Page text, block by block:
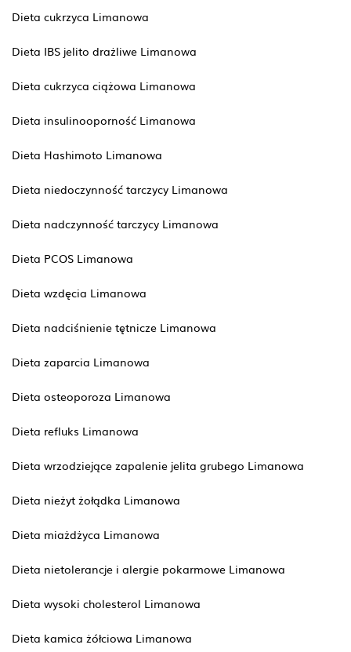
Dieta cukrzyca Limanowa
Dieta IBS jelito drażliwe Limanowa
Dieta cukrzyca ciążowa Limanowa
Dieta insulinooporność Limanowa
Dieta Hashimoto Limanowa
Dieta niedoczynność tarczycy Limanowa
Dieta nadczynność tarczycy Limanowa
Dieta PCOS Limanowa
Dieta wzdęcia Limanowa
Dieta nadciśnienie tętnicze Limanowa
Dieta zaparcia Limanowa
Dieta osteoporoza Limanowa
Dieta refluks Limanowa
Dieta wrzodziejące zapalenie jelita grubego Limanowa
Dieta nieżyt żołądka Limanowa
Dieta miażdżyca Limanowa
Dieta nietolerancje i alergie pokarmowe Limanowa
Dieta wysoki cholesterol Limanowa
Dieta kamica żółciowa Limanowa